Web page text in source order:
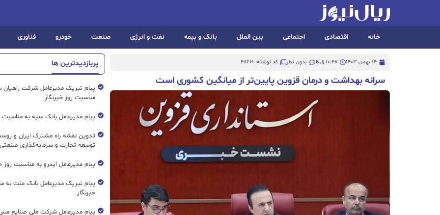
خانه اقتصادی اجتماعی بین الملل بانک و بیمه نفت و انرژی صنعت خودرو فناوری
14 بهمن 1403 10:48 ق.ظ بدون نظر کد نوشته: 48261
سرانه بهداشت و درمان قزوین پایین‌تر از میانگین کشوری است
پربازدیدترین ها
پیام تبریک مدیرعامل شرکت
مناسبت روز خبرنگار
پیام مدیرعامل بانک سپه به مناسبت
تدوین نقشه راه مشترک ایران و
توسعه تجارت و سرمایه‌گذاری صنعتی
پیام مدیرعامل ایدرو به مناسبت روز
پیام تبریک مدیرعامل بانک ملت به
خبرنگار
پیام مدیرعامل شرکت ملی صنایع مس